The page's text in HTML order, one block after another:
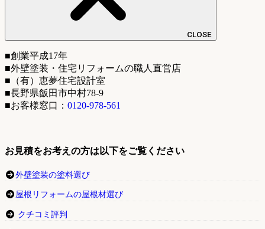
CLOSE
■創業平成17年
■外壁塗装・住宅リフォームの職人直営店
■（有）恵夢住宅設計室
■長野県飯田市中村78-9
■お客様窓口： 0120-978-561
お見積をお考えの方は以下をご覧ください
外壁塗装の塗料選び
屋根リフォームの屋根材選び
クチコミ評判